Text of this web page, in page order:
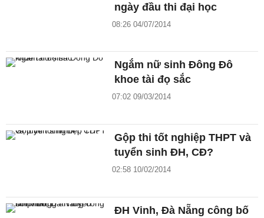
ngày đầu thi đại học
08:26 04/07/2014
Ngắm nữ sinh Đông Đô
khoe tài đọ sắc
07:02 09/03/2014
Gộp thi tốt nghiệp THPT và
tuyển sinh ĐH, CĐ?
02:58 10/02/2014
ĐH Vinh, Đà Nẵng công bố